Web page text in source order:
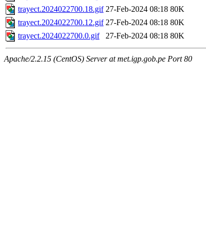
trayect.2024022700.18.gif 27-Feb-2024 08:18 80K
trayect.2024022700.12.gif 27-Feb-2024 08:18 80K
trayect.2024022700.0.gif
27-Feb-2024 08:18 80K
Apache/2.2.15 (CentOS) Server at met.igp.gob.pe Port 80